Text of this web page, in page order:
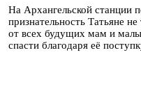
На Архангельской станции
признательность Татьяне
от всех будущих мам и
спасти благодаря её